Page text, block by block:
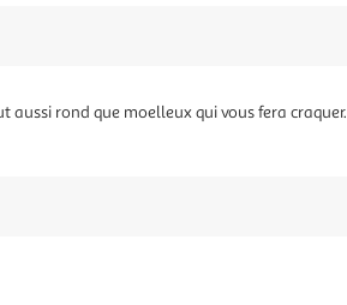
aussi rond que moelleux qui vous fera craquer.